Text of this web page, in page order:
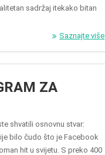
sadržaj itekako bitan
Saznajte više
ZA
shvatili osnovnu stvar:
bilo čudo što je Facebook
hit u svijetu. S preko 400